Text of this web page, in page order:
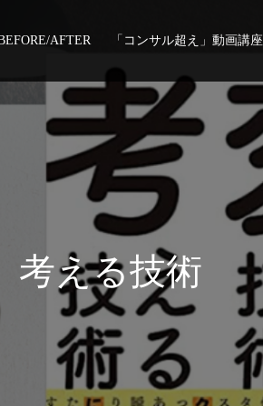
AFTER 「コンサル超え」動画講座
考える技術